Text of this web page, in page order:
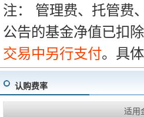
注： 管理费、托管费
公告的基金净值已扣
交易中另行支付。具
认购费率
适用